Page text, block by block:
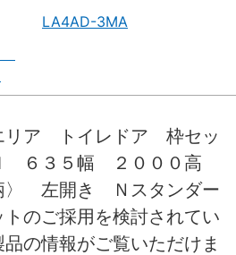
LA4AD-3MA
リア トイレドア 枠セッ
６３５幅 ２０００高
〉 左開き Ｎスタンダー
のご採用を検討されてい
の情報がご覧いただけま